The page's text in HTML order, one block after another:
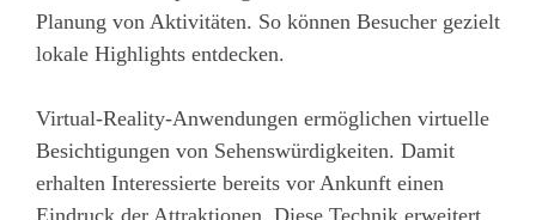
Planung von Aktivitäten. So können Besucher gezielt
lokale Highlights entdecken.
Virtual-Reality-Anwendungen ermöglichen virtuelle
Besichtigungen von Sehenswürdigkeiten. Damit
erhalten Interessierte bereits vor Ankunft einen
Eindruck der Attraktionen. Diese Technik erweitert